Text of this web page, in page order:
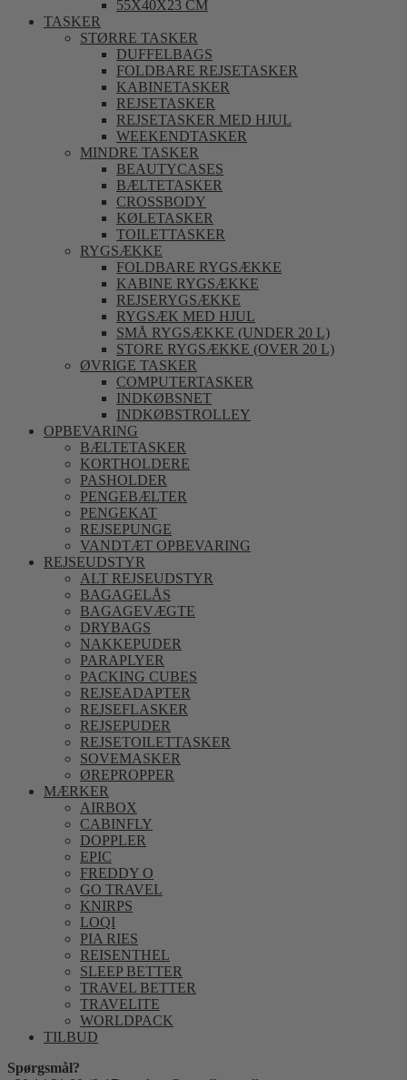
55X40X23 CM
TASKER
STØRRE TASKER
DUFFELBAGS
FOLDBARE REJSETASKER
KABINETASKER
REJSETASKER
REJSETASKER MED HJUL
WEEKENDTASKER
MINDRE TASKER
BEAUTYCASES
BÆLTETASKER
CROSSBODY
KØLETASKER
TOILETTASKER
RYGSÆKKE
FOLDBARE RYGSÆKKE
KABINE RYGSÆKKE
REJSERYGSÆKKE
RYGSÆK MED HJUL
SMÅ RYGSÆKKE (UNDER 20 L)
STORE RYGSÆKKE (OVER 20 L)
ØVRIGE TASKER
COMPUTERTASKER
INDKØBSNET
INDKØBSTROLLEY
OPBEVARING
BÆLTETASKER
KORTHOLDERE
PASHOLDER
PENGEBÆLTER
PENGEKAT
REJSEPUNGE
VANDTÆT OPBEVARING
REJSEUDSTYR
ALT REJSEUDSTYR
BAGAGELÅS
BAGAGEVÆGTE
DRYBAGS
NAKKEPUDER
PARAPLYER
PACKING CUBES
REJSEADAPTER
REJSEFLASKER
REJSEPUDER
REJSETOILETTASKER
SOVEMASKER
ØREPROPPER
MÆRKER
AIRBOX
CABINFLY
DOPPLER
EPIC
FREDDY O
GO TRAVEL
KNIRPS
LOQI
PIA RIES
REISENTHEL
SLEEP BETTER
TRAVEL BETTER
TRAVELITE
WORLDPACK
TILBUD
Spørgsmål?